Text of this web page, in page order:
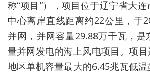
称“项目”），项目位于辽宁省大
中心离岸直线距离约22公里，于
并网，并网容量29.88万千瓦，是
量并网发电的海上风电项目。项
地区单机容量最大的6.45兆瓦低